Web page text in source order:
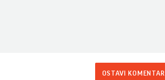
OSTAVI KOMENTAR